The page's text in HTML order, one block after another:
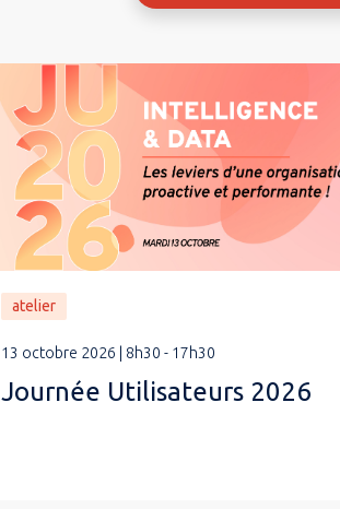
atelier
13 octobre 2026 | 8h30 - 17h30
Journée Utilisateurs 2026